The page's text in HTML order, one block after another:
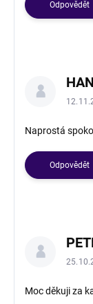
Odpovědět
Naprostá
Odpovědět
Moc děkuji za